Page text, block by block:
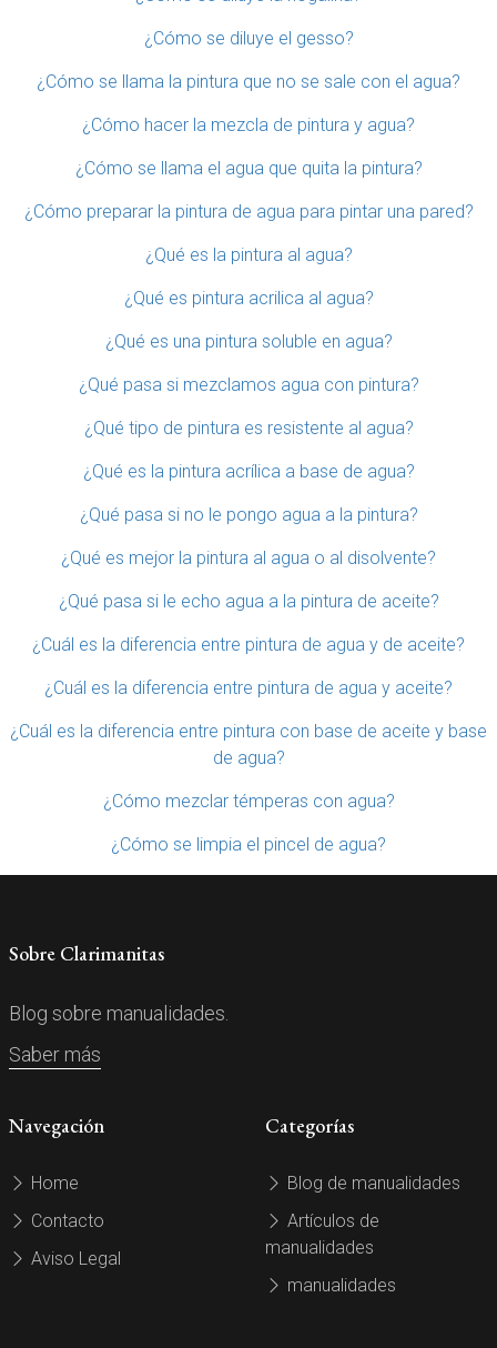
¿Cómo se diluye el gesso?
¿Cómo se llama la pintura que no se sale con el agua?
¿Cómo hacer la mezcla de pintura y agua?
¿Cómo se llama el agua que quita la pintura?
¿Cómo preparar la pintura de agua para pintar una pared?
¿Qué es la pintura al agua?
¿Qué es pintura acrilica al agua?
¿Qué es una pintura soluble en agua?
¿Qué pasa si mezclamos agua con pintura?
¿Qué tipo de pintura es resistente al agua?
¿Qué es la pintura acrílica a base de agua?
¿Qué pasa si no le pongo agua a la pintura?
¿Qué es mejor la pintura al agua o al disolvente?
¿Qué pasa si le echo agua a la pintura de aceite?
¿Cuál es la diferencia entre pintura de agua y de aceite?
¿Cuál es la diferencia entre pintura de agua y aceite?
¿Cuál es la diferencia entre pintura con base de aceite y base
de agua?
¿Cómo mezclar témperas con agua?
¿Cómo se limpia el pincel de agua?
Sobre Clarimanitas
Blog sobre manualidades.
Saber más
Navegación
Home
Contacto
Aviso Legal
Categorías
Blog de manualidades
Artículos de
manualidades
manualidades